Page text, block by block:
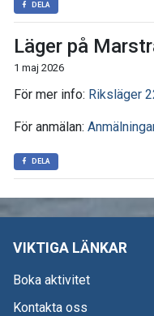
DELA
Läger på
1 maj 2026
För mer info: Riksläger
För anmälan:
DELA
VIKTIGA LÄNKAR
Boka aktivitet
Kontakta oss